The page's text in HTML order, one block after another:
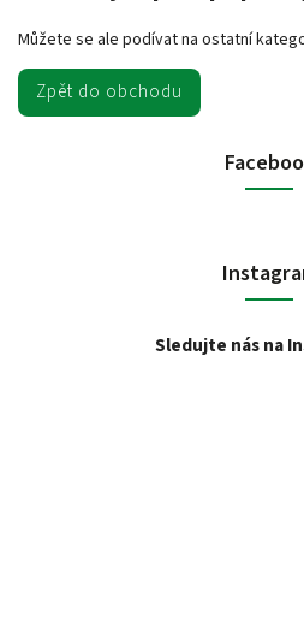
Můžete se ale podívat na ostatní
Zpět do obchodu
Sledujte nás na